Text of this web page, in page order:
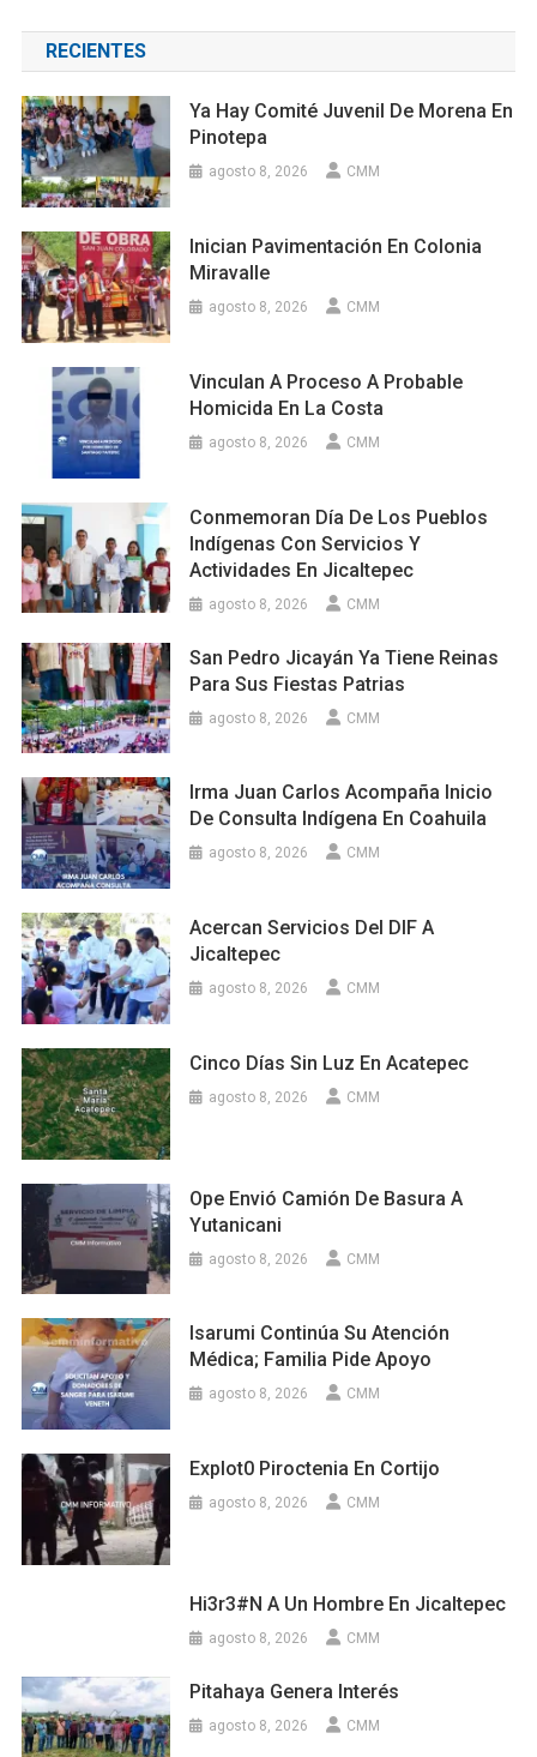
RECIENTES
Ya Hay Comité Juvenil De Morena En
Pinotepa
agosto 8, 2026 CMM
Inician Pavimentación En Colonia
Miravalle
agosto 8, 2026 CMM
Vinculan A Proceso A Probable
Homicida En La Costa
agosto 8, 2026 CMM
Conmemoran Día De Los Pueblos
Indígenas Con Servicios Y
Actividades En Jicaltepec
agosto 8, 2026 CMM
San Pedro Jicayán Ya Tiene Reinas
Para Sus Fiestas Patrias
agosto 8, 2026 CMM
Irma Juan Carlos Acompaña Inicio
De Consulta Indígena En Coahuila
agosto 8, 2026 CMM
Acercan Servicios Del DIF A
Jicaltepec
agosto 8, 2026 CMM
Cinco Días Sin Luz En Acatepec
agosto 8, 2026 CMM
Ope Envió Camión De Basura A
Yutanicani
agosto 8, 2026 CMM
Isarumi Continúa Su Atención
Médica; Familia Pide Apoyo
agosto 8, 2026 CMM
Explot0 Piroctenia En Cortijo
agosto 8, 2026 CMM
Hi3r3#n A Un Hombre En Jicaltepec
agosto 8, 2026 CMM
Pitahaya Genera Interés
agosto 8, 2026 CMM